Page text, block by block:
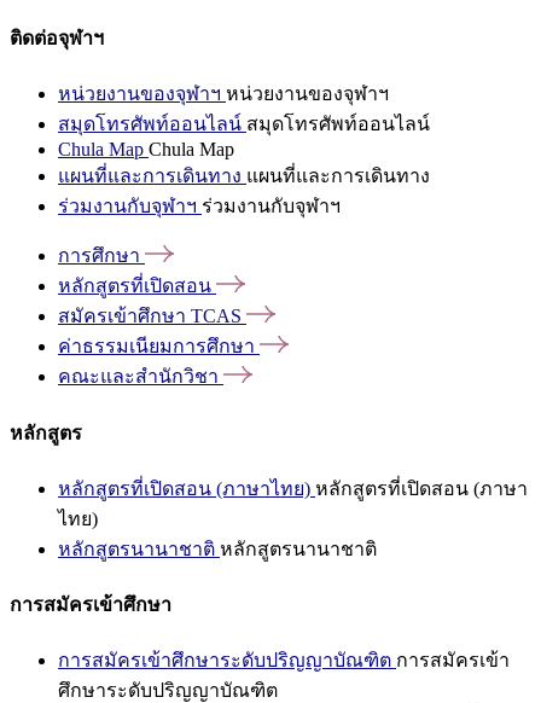
ติดต่อจุฬาฯ
หน่วยงานของจุฬาฯ หน่วยงานของจุฬาฯ
สมุดโทรศัพท์ออนไลน์ สมุดโทรศัพท์ออนไลน์
Chula Map Chula Map
แผนที่และการเดินทาง แผนที่และการเดินทาง
ร่วมงานกับจุฬาฯ ร่วมงานกับจุฬาฯ
การศึกษา
หลักสูตรที่เปิดสอน
สมัครเข้าศึกษา TCAS
ค่าธรรมเนียมการศึกษา
คณะและสำนักวิชา
หลักสูตร
หลักสูตรที่เปิดสอน (ภาษาไทย) หลักสูตรที่เปิดสอน (ภาษา
ไทย)
หลักสูตรนานาชาติ หลักสูตรนานาชาติ
การสมัครเข้าศึกษา
การสมัครเข้าศึกษาระดับปริญญาบัณฑิต การสมัครเข้า
ศึกษาระดับปริญญาบัณฑิต